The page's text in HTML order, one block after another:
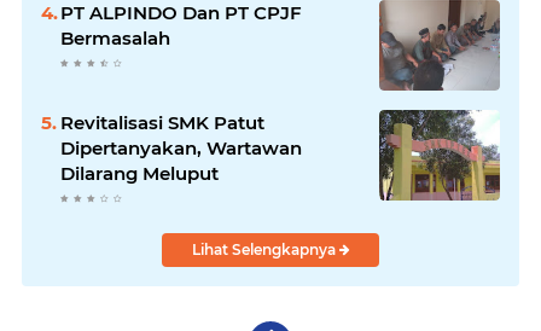
PT ALPINDO Dan PT CPJF
Bermasalah
Revitalisasi SMK Patut
Dipertanyakan, Wartawan
Dilarang Meluput
Lihat Selengkapnya